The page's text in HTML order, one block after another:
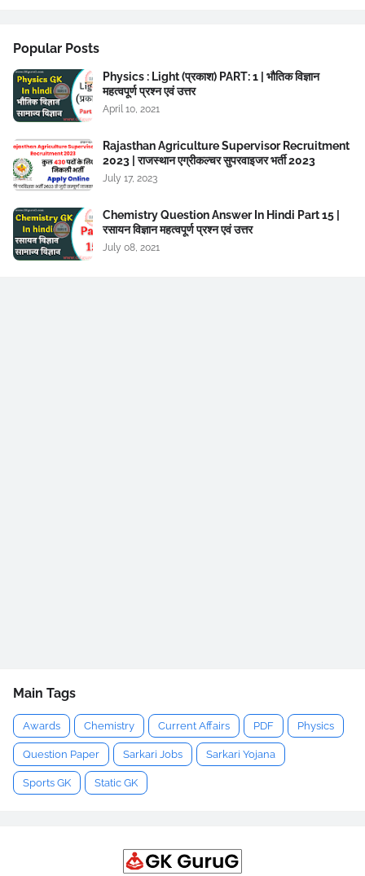
Popular Posts
Physics : Light (प्रकाश) PART: 1 | भौतिक विज्ञान
महत्वपूर्ण प्रश्न एवं उत्तर
April 10, 2021
Rajasthan Agriculture Supervisor Recruitment
2023 | राजस्थान एग्रीकल्चर सुपरवाइजर भर्ती 2023
July 17, 2023
Chemistry Question Answer In Hindi Part 15 |
रसायन विज्ञान महत्वपूर्ण प्रश्न एवं उत्तर
July 08, 2021
Main Tags
Awards Chemistry Current Affairs PDF Physics
Question Paper Sarkari Jobs Sarkari Yojana
Sports GK Static GK